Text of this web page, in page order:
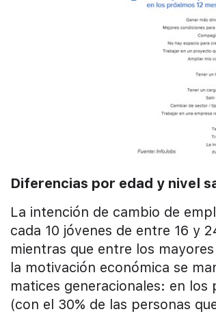
Diferencias por edad y nivel
La intención de cambio de
cada 10 jóvenes de entre 16 y
mientras que entre los
la motivación económica se
matices generacionales: en
(con el 30% de las personas